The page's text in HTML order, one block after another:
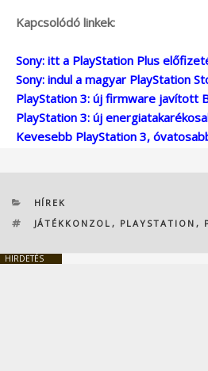
Kapcsolódó linkek:
Sony: itt a PlayStation Plus
Sony: indul a magyar PlayStation
PlayStation 3: új firmware javított
PlayStation 3: új
Kevesebb PlayStation 3,
KATEGÓRIÁK
HÍREK
CÍMKÉK
JÁTÉKKONZOL , PLAYSTATION ,
HIRDETÉS